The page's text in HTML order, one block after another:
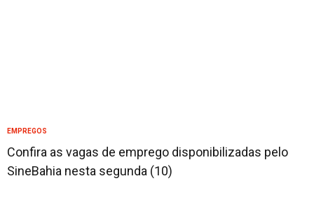
EMPREGOS
Confira as vagas de emprego disponibilizadas pelo
SineBahia nesta segunda (10)